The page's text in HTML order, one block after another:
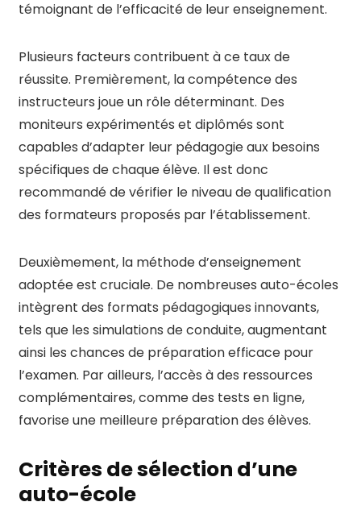
témoignant de l’efficacité de leur enseignement.
Plusieurs facteurs contribuent à ce taux de
réussite. Premièrement, la compétence des
instructeurs joue un rôle déterminant. Des
moniteurs expérimentés et diplômés sont
capables d’adapter leur pédagogie aux besoins
spécifiques de chaque élève. Il est donc
recommandé de vérifier le niveau de qualification
des formateurs proposés par l’établissement.
Deuxièmement, la méthode d’enseignement
adoptée est cruciale. De nombreuses auto-écoles
intègrent des formats pédagogiques innovants,
tels que les simulations de conduite, augmentant
ainsi les chances de préparation efficace pour
l’examen. Par ailleurs, l’accès à des ressources
complémentaires, comme des tests en ligne,
favorise une meilleure préparation des élèves.
Critères de sélection d’une
auto-école